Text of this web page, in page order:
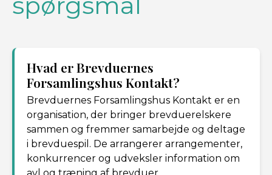
Hvad er Brevduernes
Forsamlingshus Kontakt?
Brevduernes Forsamlingshus Kontakt er en
organisation, der bringer brevduerelskere
sammen og fremmer samarbejde og deltage
i brevduespil. De arrangerer arrangementer,
konkurrencer og udveksler information om